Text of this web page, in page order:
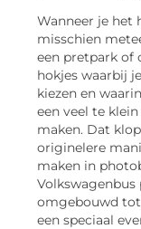
Wanneer je het
misschien
een pretpark of
hokjes waarbij
kiezen en
een veel te
maken. Dat
originelere
maken in
Volkswagenbus
omgebouwd
een speciaal